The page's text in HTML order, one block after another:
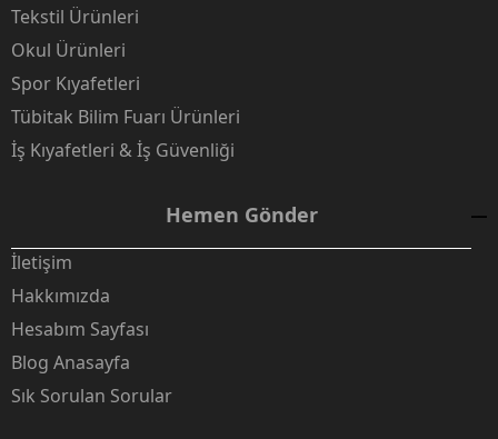
Tekstil Ürünleri
Okul Ürünleri
Spor Kıyafetleri
Tübitak Bilim Fuarı Ürünleri
İş Kıyafetleri & İş Güvenliği
Hemen Gönder
İletişim
Hakkımızda
Hesabım Sayfası
Blog Anasayfa
Sık Sorulan Sorular